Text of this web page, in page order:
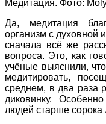
Медитация. Фото:
Да, медитация
организм с духовной
сначала всё же
вопроса. Это, как
учёные выяснили,
медитировать,
среднем, в два раза
диковинку.
людей старше сорока